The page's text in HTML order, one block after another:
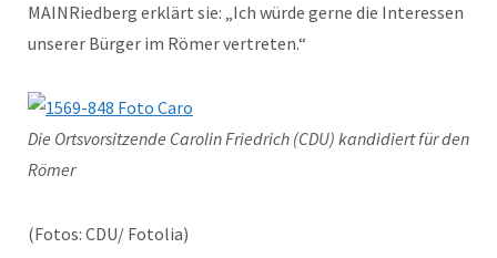
MAINRiedberg erklärt sie: „Ich würde gerne die Interessen
unserer Bürger im Römer vertreten.“
Die Ortsvorsitzende Carolin Friedrich (CDU) kandidiert für den
Römer
(Fotos: CDU/ Fotolia)